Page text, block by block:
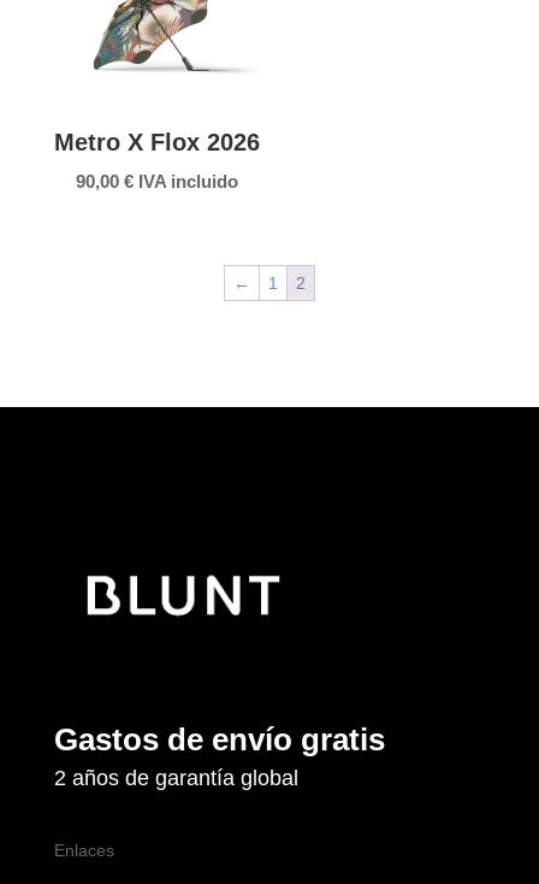
Metro X Flox 2026
90,00€ IVA incluido
← 1 2
Gastos de envío gratis
2 años de garantía global
Enlaces